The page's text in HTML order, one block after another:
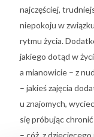
najczęściej,
niepokoju w
rytmu życia.
jakiego dotąd w
a mianowicie – z
– jakieś zajęcia
u znajomych,
się próbując
– cóż, z